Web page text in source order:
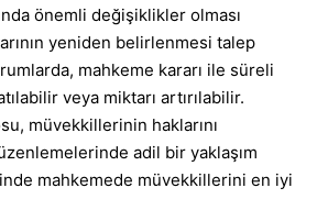
önemli değişiklikler olması
yeniden belirlenmesi talep
mahkeme kararı ile süreli
veya miktarı artırılabilir.
müvekkillerinin haklarını
adil bir yaklaşım
mahkemede müvekkillerini en iyi